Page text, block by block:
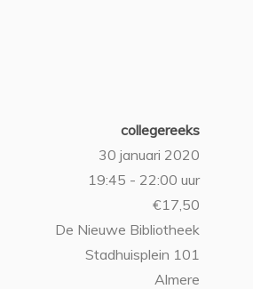
collegereeks
30 januari 2020
19:45 - 22:00 uur
€17,50
De Nieuwe Bibliotheek
Stadhuisplein 101
Almere